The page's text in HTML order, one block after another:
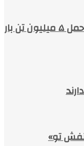
توافق ایران و قزاقستان برای حمل ۵ میلیون تن بار
تو»